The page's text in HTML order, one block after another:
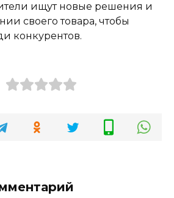
ищут новые решения и
своего товара, чтобы
конкурентов.